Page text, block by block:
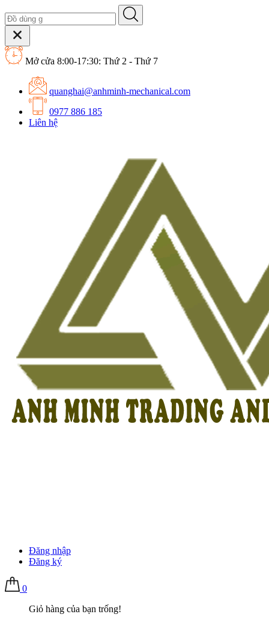
Mở cửa 8:00-17:30: Thứ 2 - Thứ 7
quanghai@anhminh-mechanical.com
0977 886 185
Liên hệ
Đăng nhập
Đăng ký
0
Giỏ hàng của bạn trống!